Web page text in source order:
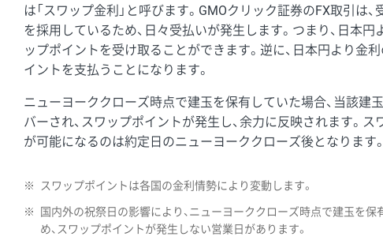
は「スワップ金利」と呼びます。GMOクリック証券のFX取引は
を採用しているため、日々受払いが発生します。つまり、日本
ップポイントを受け取ることができます。逆に、日本円より金
イントを支払うことになります。
ニューヨーククローズ時点で建玉を保有していた場合、当該建
バーされ、スワップポイントが発生し、余力に反映されます。
が可能になるのは約定日のニューヨーククローズ後となります
※ スワップポイントは各国の金利情勢により変動します。
※
国内外の祝祭日の影響により、ニューヨーククローズ時点で建玉を
め、スワップポイントが発生しない営業日があります。